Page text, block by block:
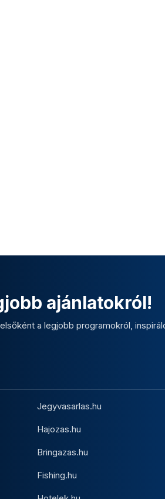
ajánlatokról!
a legjobb programokról,
Jegyvasarlas.hu
Hajozas.hu
Bringazas.hu
Fishing.hu